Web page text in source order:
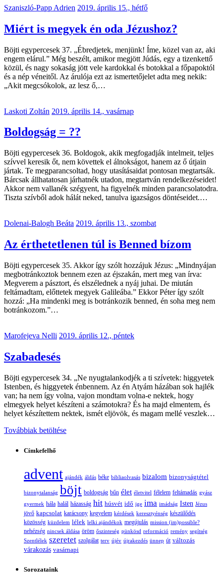
Szaniszló-Papp Adrien 2019. április 15., hétfő
Miért is megyek én oda Jézushoz?
Böjti egypercesek 37. „Ébredjetek, menjünk! Íme, közel van az, aki
engem elárul.” Még beszélt, amikor megjött Júdás, egy a tizenkettő
közül, és nagy sokaság jött vele kardokkal és botokkal a főpapoktól
és a nép véneitől. Az árulója ezt az ismertetőjelet adta meg nekik:
„Akit megcsókolok, az lesz ő,…
Laskoti Zoltán 2019. április 14., vasárnap
Boldogság = ??
Böjti egypercesek 36. Boldogok, akik megfogadják intelmeit, teljes
szívvel keresik őt, nem követtek el álnokságot, hanem az ő útjain
jártak. Te megparancsoltad, hogy utasításaidat pontosan megtartsák.
Bárcsak állhatatosan járhatnék utadon, megtartván rendelkezéseidet!
Akkor nem vallanék szégyent, ha figyelnék minden parancsolatodra.
Tiszta szívből adok hálát neked, tanulva igazságos döntéseidet.…
Dolenai-Balogh Beáta 2019. április 13., szombat
Az érthetetlenen túl is Benned bízom
Böjti egypercesek 35. Akkor így szólt hozzájuk Jézus: „Mindnyájan
megbotránkoztok bennem ezen az éjszakán, mert meg van írva:
Megverem a pásztort, és elszélednek a nyáj juhai. De miután
feltámadtam, előttetek megyek Galileába.” Ekkor Péter így szólt
hozzá: „Ha mindenki meg is botránkozik benned, én soha meg nem
botránkozom.”…
Marofejeva Nelli 2019. április 12., péntek
Szabadesés
Böjti egypercesek 34. „Ne nyugtalankodjék a ti szívetek: higgyetek
Istenben, és higgyetek énbennem. Az én Atyám házában sok hajlék
van; ha nem így volna, vajon mondtam volna-e nektek, hogy
elmegyek helyet készíteni a számotokra? És ha majd elmentem, és
helyet készítettem nektek, ismét eljövök, és magam mellé veszlek…
Továbbiak betöltése
Címkefelhő
advent ajándék áldás béke bibliaolvasás bizalom bizonyságtétel
bizonytalanság böjt boldogság bűn élet életvitel félelem feltámadás gyász
gyermek hála halál házasság hit húsvét idő ige ima imádság Isten Jézus
jövő kapcsolat karácsony kegyelem kérdések keresztyénség készülődés
közösség küzdelem lélek lelki ajándékok megújulás mission (im)possible?
nehézség nincsek áldása öröm őszinteség pünkösd reformáció remény segítség
Szentlélek szeretet szolgálat terv újév újrakezdés ünnep út változás
várakozás vasárnapi
Sorozataink